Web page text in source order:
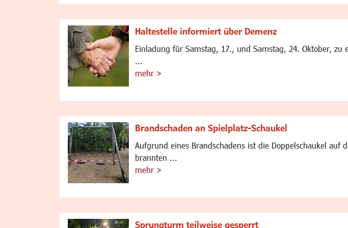
Haltestelle informiert über Demenz
Einladung für Samstag, 17., und Samstag, 24. Oktober,
...
mehr >
Brandschaden an Spielplatz-Schaukel
Aufgrund eines Brandschadens ist die Doppelschaukel
brannten ...
mehr >
Sprungturm teilweise gesperrt